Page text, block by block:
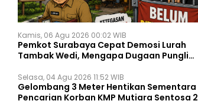
Kamis, 06 Agu 2026 00:02 WIB
Pemkot Surabaya Cepat Demosi Lurah
Tambak Wedi, Mengapa Dugaan Pungli
Selasa, 04 Agu 2026 11:52 WIB
Gelombang 3 Meter Hentikan Sementara
Pencarian Korban KMP Mutiara Sentosa 2